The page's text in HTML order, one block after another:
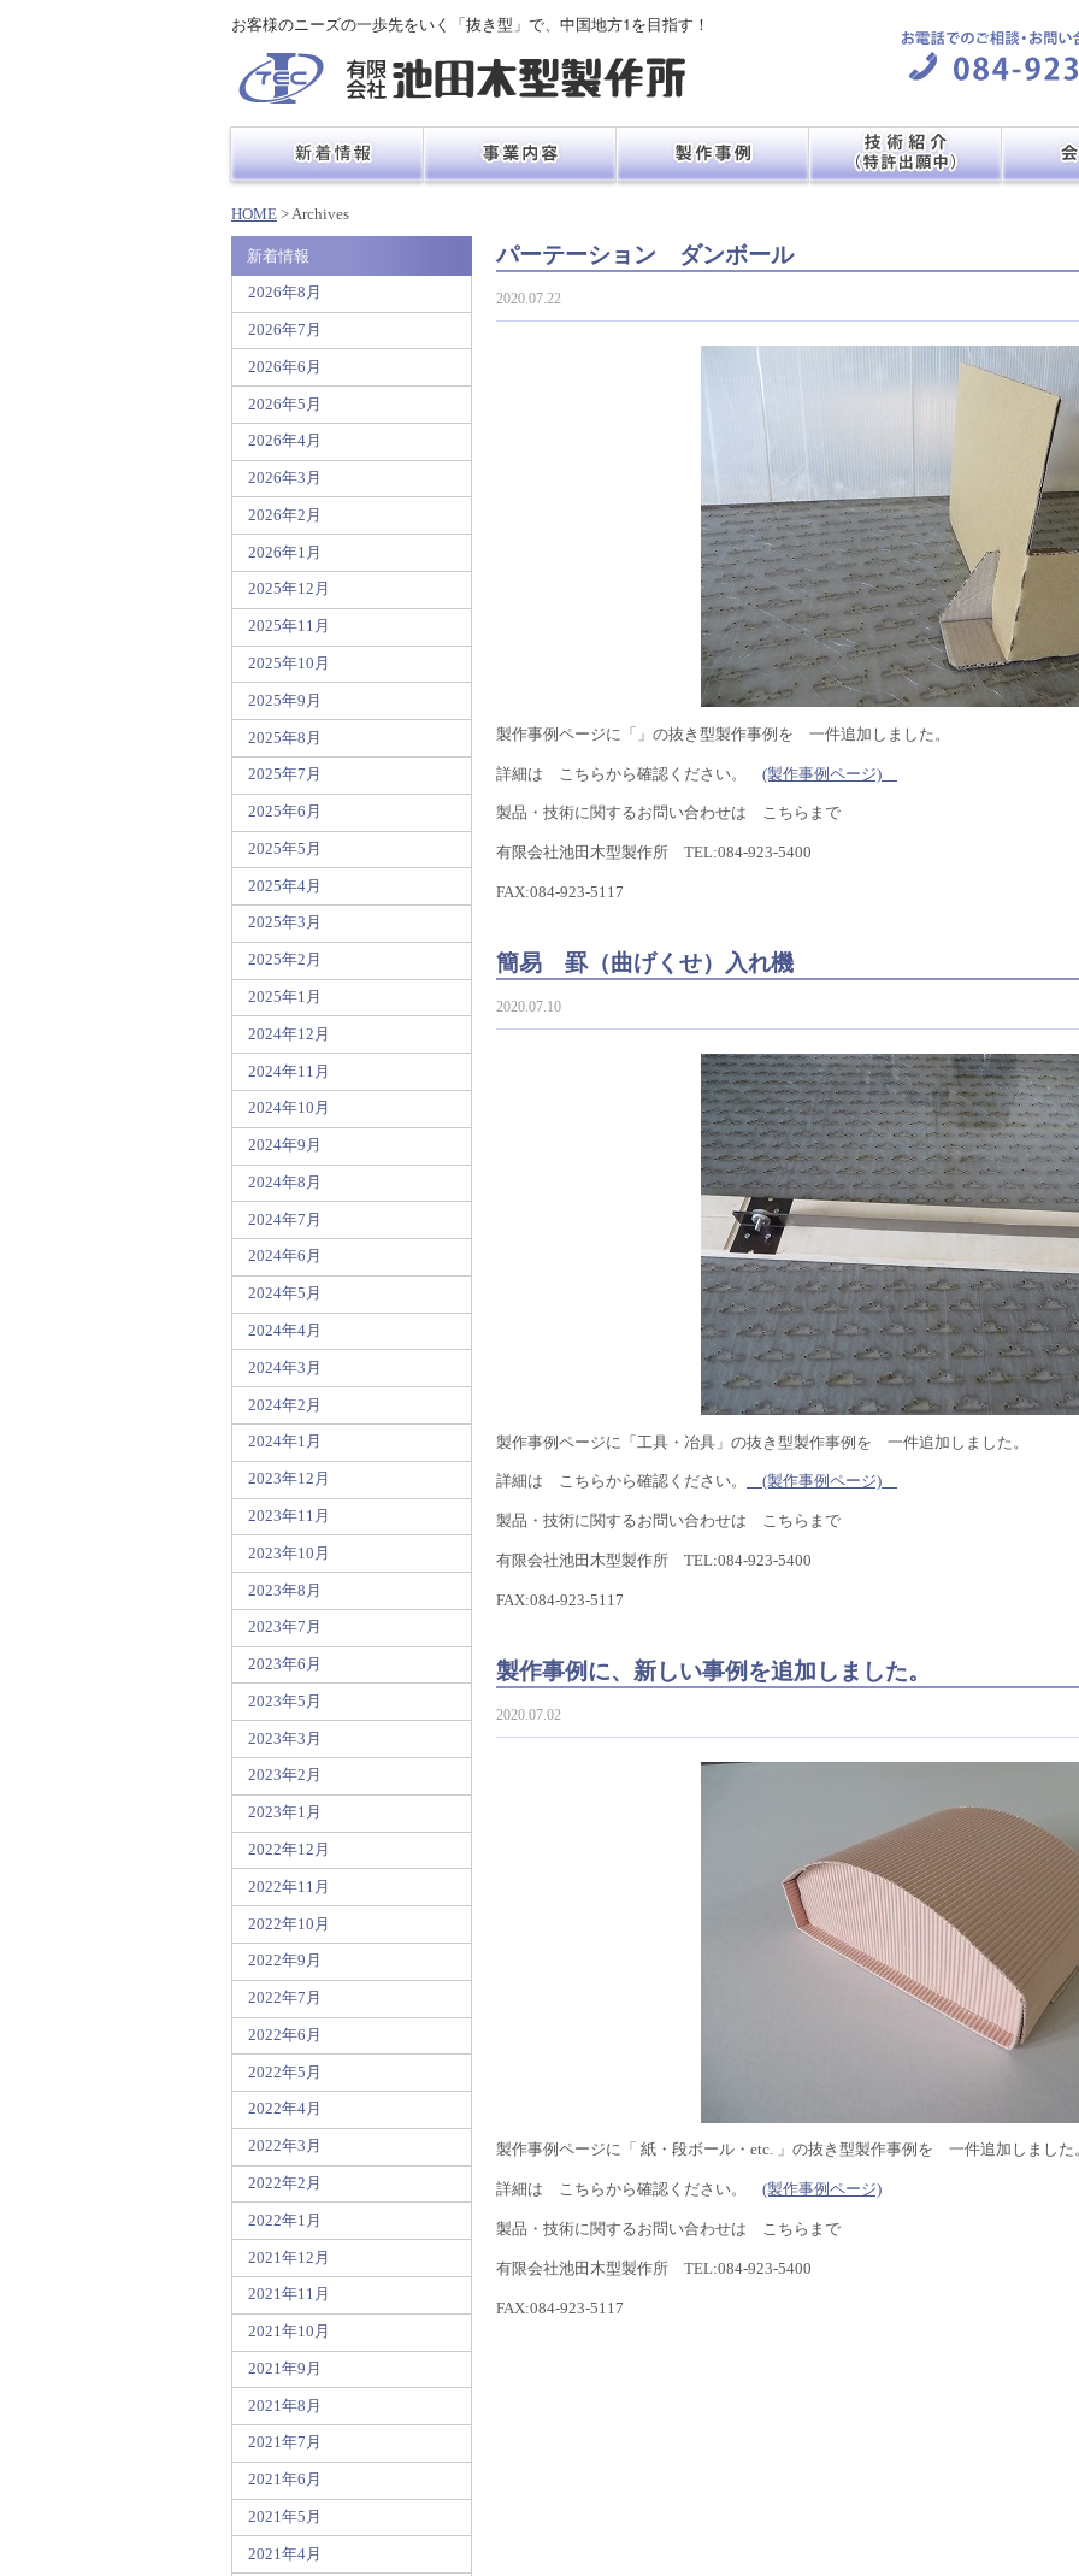
お客様のニーズの一歩先をいく「抜き型」で、中国地方1を目指す！
HOME > Archives
パーテーション ダンボール
2020.07.22
製作事例ページに「」の抜き型製作事例を 一件追加しました。
詳細は こちらから確認ください。 (製作事例ページ)
製品・技術に関するお問い合わせは こちらまで
有限会社池田木型製作所 TEL:084-923-5400
FAX:084-923-5117
簡易 罫（曲げくせ）入れ機
2020.07.10
製作事例ページに「工具・冶具」の抜き型製作事例を 一件追加しました。
詳細は こちらから確認ください。 (製作事例ページ)
製品・技術に関するお問い合わせは こちらまで
有限会社池田木型製作所 TEL:084-923-5400
FAX:084-923-5117
製作事例に、新しい事例を追加しました。
2020.07.02
製作事例ページに「 紙・段ボール・etc. 」の抜き型製作事例を 一件追加しました
詳細は こちらから確認ください。 (製作事例ページ)
製品・技術に関するお問い合わせは こちらまで
有限会社池田木型製作所 TEL:084-923-5400
FAX:084-923-5117
新着情報
2026年8月
2026年7月
2026年6月
2026年5月
2026年4月
2026年3月
2026年2月
2026年1月
2025年12月
2025年11月
2025年10月
2025年9月
2025年8月
2025年7月
2025年6月
2025年5月
2025年4月
2025年3月
2025年2月
2025年1月
2024年12月
2024年11月
2024年10月
2024年9月
2024年8月
2024年7月
2024年6月
2024年5月
2024年4月
2024年3月
2024年2月
2024年1月
2023年12月
2023年11月
2023年10月
2023年8月
2023年7月
2023年6月
2023年5月
2023年3月
2023年2月
2023年1月
2022年12月
2022年11月
2022年10月
2022年9月
2022年7月
2022年6月
2022年5月
2022年4月
2022年3月
2022年2月
2022年1月
2021年12月
2021年11月
2021年10月
2021年9月
2021年8月
2021年7月
2021年6月
2021年5月
2021年4月